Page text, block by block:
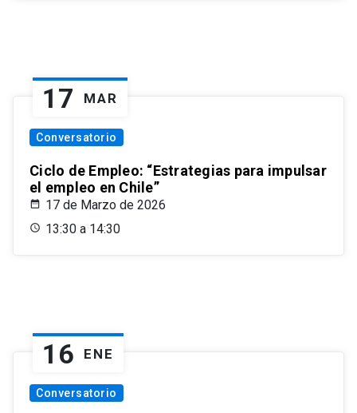
17 MAR
Conversatorio
Ciclo de Empleo: “Estrategias para impulsar
el empleo en Chile”
17 de Marzo de 2026
13:30 a 14:30
16 ENE
Conversatorio